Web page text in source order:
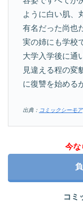
ように白い肌、
有名だった尚也
実の姉にも学校
大学入学後に通
見違える程の変
に復讐を始める
出典： コミックシーモア
今な
コミ